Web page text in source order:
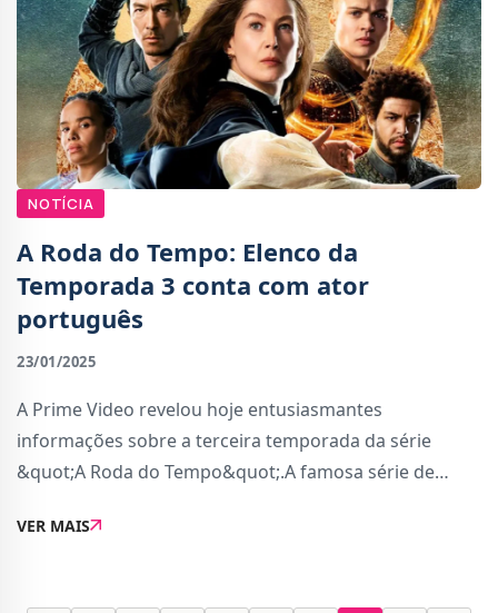
NOTÍCIA
A Roda do Tempo: Elenco da
Temporada 3 conta com ator
português
23/01/2025
A Prime Video revelou hoje entusiasmantes
informações sobre a terceira temporada da série
&quot;A Roda do Tempo&quot;.A famosa série de
temporada bem como a lista completa do elenco,
VER MAIS